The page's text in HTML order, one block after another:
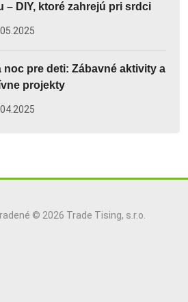
– DIY, ktoré zahrejú pri srdci
noc pre deti: Zábavné aktivity a
projekty
© 2026 Trade Tising, s.r.o.